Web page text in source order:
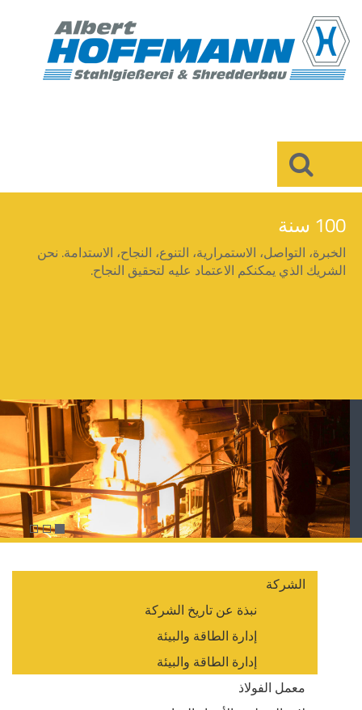
100 سنة
الخبرة، التواصل، الاستمرارية، التنوع، النجاح، الاستدامة. نحن
الشريك الذي يمكنكم الاعتماد عليه لتحقيق النجاح.
الشركة
نبذة عن تاريخ الشركة
إدارة الطاقة والبيئة
إدارة الطاقة والبيئة
معمل الفولاذ
البحث